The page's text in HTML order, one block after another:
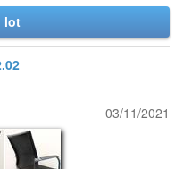
lot
03/11/2021